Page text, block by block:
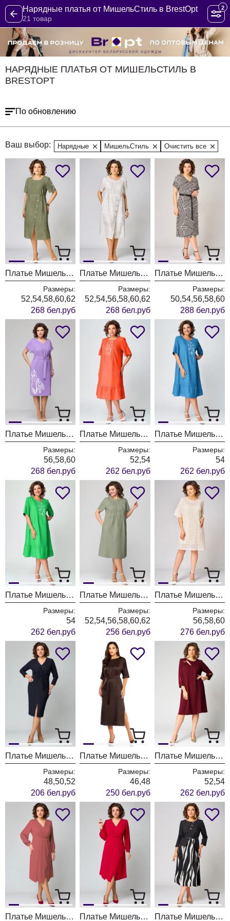
Нарядные платья от МишельСтиль в BrestOpt
21 товар
2
НАРЯДНЫЕ ПЛАТЬЯ ОТ МИШЕЛЬСТИЛЬ В
BRESTOPT
По обновлению
Ваш выбор: Нарядные МишельСтиль Очистить все
Платье МишельСтиль 1356 зеленый
Размеры:
52,54,58,60,62
268 бел.руб
Платье МишельСтиль 1356 мраморный
Размеры:
52,54,56,58,60,62
268 бел.руб
Платье МишельСтиль 1370 черно-бежевый
Размеры:
50,54,56,58,60
288 бел.руб
Платье МишельСтиль 1378 лаванда
Размеры:
56,58,60
268 бел.руб
Платье МишельСтиль 1280 оранжевый
Размеры:
52,54
262 бел.руб
Платье МишельСтиль 1280 василёк
Размеры:
54
262 бел.руб
Платье МишельСтиль 1280 салатовый
Размеры:
54
262 бел.руб
Платье МишельСтиль 1115-2 оливковый
Размеры:
52,54,56,58,60,62
256 бел.руб
Платье МишельСтиль 1361 бежевый
Размеры:
56,58,60
276 бел.руб
Платье МишельСтиль 1234 темно-синий
Размеры:
48,50,52
206 бел.руб
Платье МишельСтиль 1341 шоколад
Размеры:
46,48
250 бел.руб
Платье МишельСтиль 1337 винный
Размеры:
52,54
262 бел.руб
Платье МишельСтиль 1235-1 терракот Платье МишельСтиль 1235-1 красный Платье МишельСтиль 1303 черно-молочный